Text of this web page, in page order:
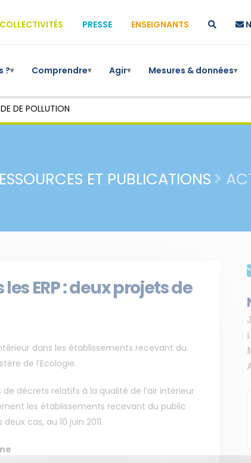
COLLECTIVITÉS PRESSE ENSEIGNANTS
?▾ Comprendre▾ Agir▾ Mesures & données▾
DE POLLUTION
ET PUBLICATIONS
ERP : deux projets de
dans les établissements recevant du
de l’Ecologie.
décrets relatifs à la qualité de l’air intérieur
les établissements recevant du public
cas, au 10 juin 2011.